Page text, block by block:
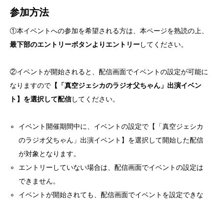
参加方法
①本イベントへの参加を希望される方は、本ページを熟読の上、
最下部のエントリーボタンよりエントリーしてください。
②イベントが開始されると、配信画面でイベントの設定が可能に
なりますので 【「真空ジェシカのラジオ父ちゃん」出演イベン
ト】を選択して配信してください。
イベント開催期間中に、イベントの設定で【「真空ジェシカ
のラジオ父ちゃん」出演イベント】を選択して開始した配信
が対象となります。
エントリーしていない場合は、配信画面でイベントの設定は
できません。
イベントが開始されても、配信画面でイベントを設定できな